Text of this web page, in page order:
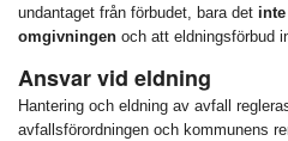
undantaget från förbudet, bara det
omgivningen och att eldningsförbud
Ansvar vid eldning
Hantering och eldning av avfall
avfallsförordningen och kommunens